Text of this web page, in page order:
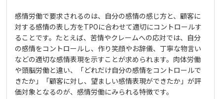
感情労働で要求されるのは、自分の感情の感じ方と、顧客に
対する感情の表し方をTPOに合わせて適切にコントロールす
ることです。たとえば、苦情やクレームへの応対では、自分
の感情をコントロールし、作り笑顔やお辞儀、丁寧な物言い
などの適切な感情表現を示すことが求められます。肉体労働
や頭脳労働と違い、「どれだけ自分の感情をコントロールで
きたか」「顧客に対し、望ましい感情表現ができたか」が評
価対象となるのが、感情労働にみられる特徴です。